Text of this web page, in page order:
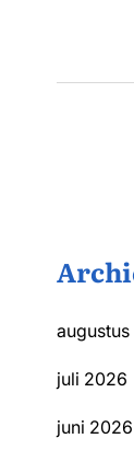
juli 2026
juni 2026